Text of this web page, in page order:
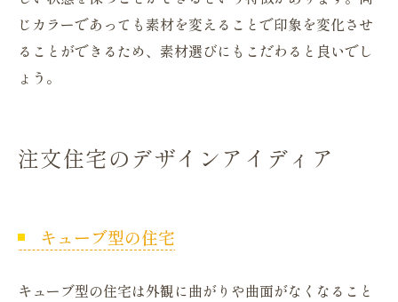
じカラーであっても素材を変えることで印象を変化させ
ることができるため、素材選びにもこだわると良いでし
ょう。
注文住宅のデザインアイディア
キューブ型の住宅
キューブ型の住宅は外観に曲がりや曲面がなくなること